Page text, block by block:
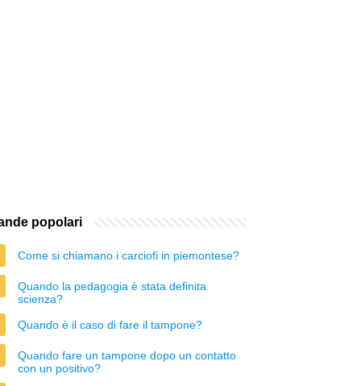
popolari
Come si chiamano i carciofi in piemontese?
Quando la pedagogia è stata definita
scienza?
Quando è il caso di fare il tampone?
Quando fare un tampone dopo un contatto
con un positivo?